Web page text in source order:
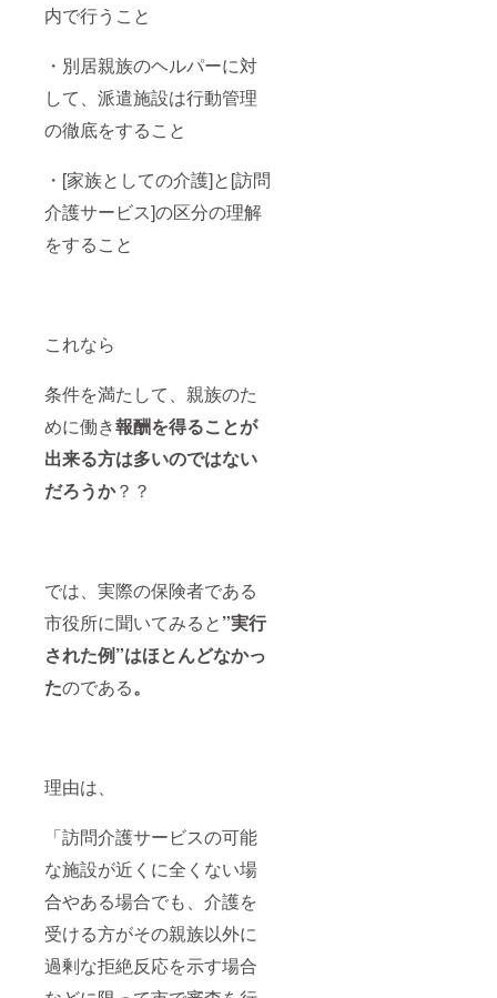
内で行うこと
・別居親族のヘルパーに対
して、派遣施設は行動管理
の徹底をすること
・[家族としての介護]と[訪問
介護サービス]の区分の理解
をすること
これなら
条件を満たして、親族のた
めに働き報酬を得ることが
出来る方は多いのではない
だろうか？？
では、実際の保険者である
市役所に聞いてみると”実行
された例”はほとんどなかっ
たのである。
理由は、
「訪問介護サービスの可能
な施設が近くに全くない場
合やある場合でも、介護を
受ける方がその親族以外に
過剰な拒絶反応を示す場合